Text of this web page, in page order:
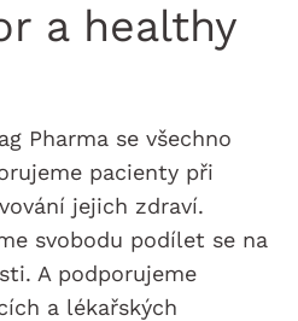
a healthy
Pharma se všechno
pacienty při
jejich zdraví.
svobodu podílet se na
A podporujeme
a lékařských